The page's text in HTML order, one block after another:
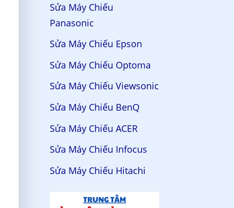
Sửa Máy Chiếu
Panasonic
Sửa Máy Chiếu Epson
Sửa Máy Chiếu Optoma
Sửa Máy Chiếu Viewsonic
Sửa Máy Chiếu BenQ
Sửa Máy Chiếu ACER
Sửa Máy Chiếu Infocus
Sửa Máy Chiếu Hitachi